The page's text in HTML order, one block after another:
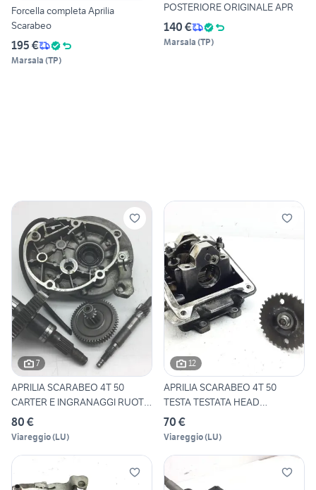
Forcella completa Aprilia
Scarabeo
195 €
Marsala (TP)
POSTERIORE ORIGINALE APR
140 €
Marsala (TP)
7
APRILIA SCARABEO 4T 50
CARTER E INGRANAGGI RUOTA
P
80 €
Viareggio(LU)
12
APRILIA SCARABEO 4T 50
TESTA TESTATA HEAD
COMPLETA
70 €
Viareggio(LU)